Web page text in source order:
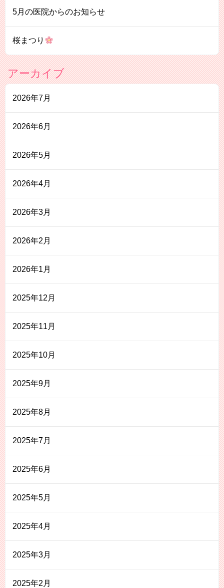
5月の医院からのお知らせ
桜まつり
アーカイブ
2026年7月
2026年6月
2026年5月
2026年4月
2026年3月
2026年2月
2026年1月
2025年12月
2025年11月
2025年10月
2025年9月
2025年8月
2025年7月
2025年6月
2025年5月
2025年4月
2025年3月
2025年2月